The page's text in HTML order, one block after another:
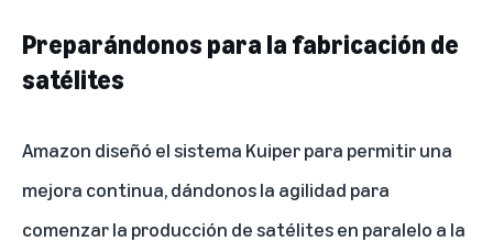
Preparándonos para la fabricación de
satélites
Amazon diseñó el sistema Kuiper para permitir una
mejora continua, dándonos la agilidad para
comenzar la producción de satélites en paralelo a la